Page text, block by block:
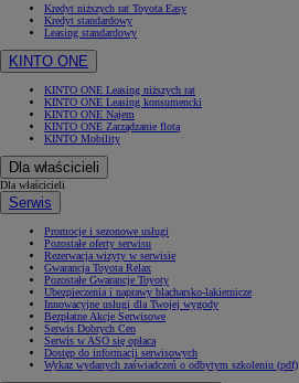
Kredyt niższych rat Toyota Easy
Kredyt standardowy
Leasing standardowy
KINTO ONE
KINTO ONE Leasing niższych rat
KINTO ONE Leasing konsumencki
KINTO ONE Najem
KINTO ONE Zarządzanie flotą
KINTO Mobility
Dla właścicieli
Dla właścicieli
Serwis
Promocje i sezonowe usługi
Pozostałe oferty serwisu
Rezerwacja wizyty w serwisie
Gwarancja Toyota Relax
Pozostałe Gwarancje Toyoty
Ubezpieczenia i naprawy blacharsko-lakiernicze
Innowacyjne usługi dla Twojej wygody
Bezpłatne Akcje Serwisowe
Serwis Dobrych Cen
Serwis w ASO się opłaca
Dostęp do informacji serwisowych
Wykaz wydanych zaświadczeń o odbytym szkoleniu (pdf)